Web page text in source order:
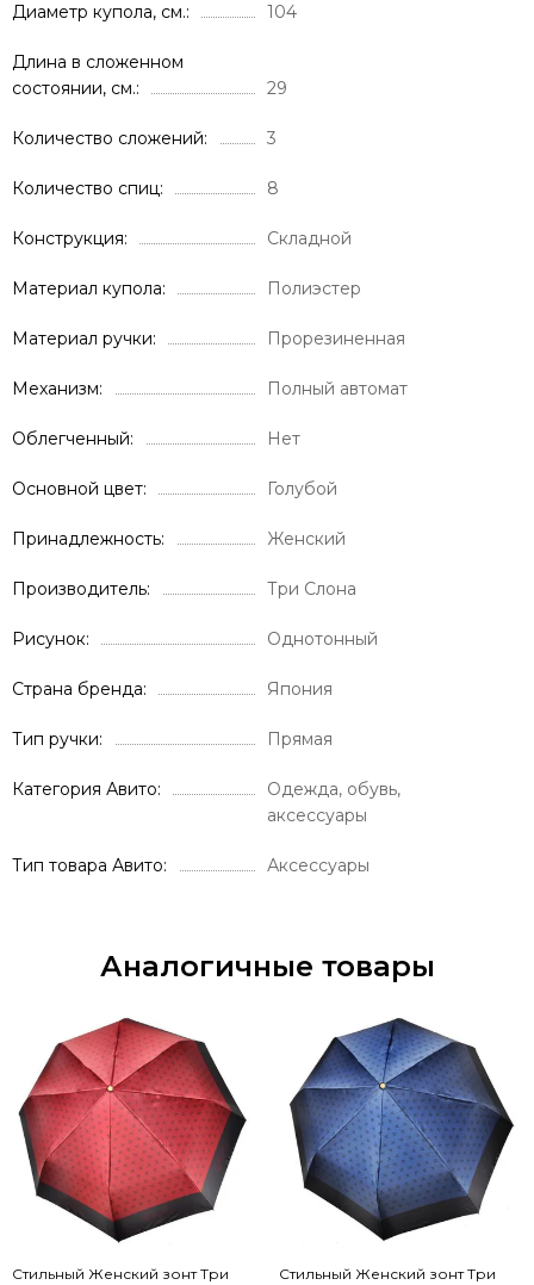
Диаметр купола, см. 104
Длина в сложенном
состоянии, см.
29
Количество сложений 3
Количество спиц 8
Конструкция Складной
Материал купола Полиэстер
Материал ручки Прорезиненная
Механизм Полный автомат
Облегченный Нет
Основной цвет Голубой
Принадлежность Женский
Производитель Три Слона
Рисунок Однотонный
Страна бренда Япония
Тип ручки Прямая
Категория Авито
Одежда, обувь,
аксессуары
Тип товара Авито Аксессуары
Аналогичные товары
Стильный Женский зонт Три
Стильный Женский зонт Три